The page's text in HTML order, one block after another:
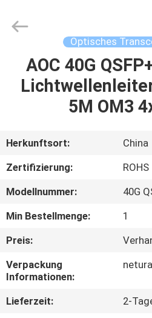
HAUS
PRODUKTE
ÜBER
UNS
FABRIK-
AUSFLUG
TRETEN
Optisches
AOC 40G
Lichtwellenleiter
5M OM3
Herkunftsort:
China
Zertifizierung:
ROHS
Modellnummer:
40G
Min Bestellmenge:
1
Preis:
Verpackung
Informationen:
Lieferzeit:
2-